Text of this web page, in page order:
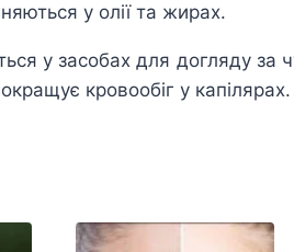
у олії та жирах.
у засобах для догляду за
кровообіг у капілярах.